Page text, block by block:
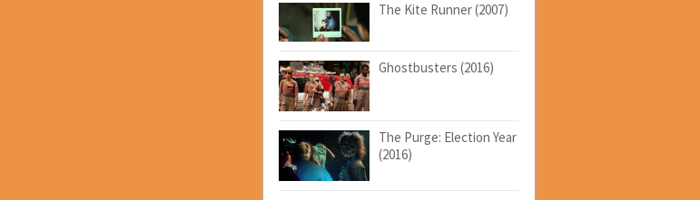
The Kite Runner (2007)
Ghostbusters (2016)
The Purge: Election Year
(2016)